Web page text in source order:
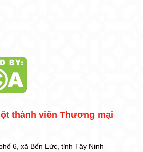
thành viên Thương mại
6, xã Bến Lức, tỉnh Tây Ninh